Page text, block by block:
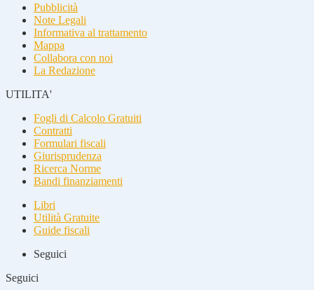
Pubblicità
Note Legali
Informativa al trattamento
Mappa
Collabora con noi
La Redazione
UTILITA'
Fogli di Calcolo Gratuiti
Contratti
Formulari fiscali
Giurisprudenza
Ricerca Norme
Bandi finanziamenti
Libri
Utilità Gratuite
Guide fiscali
Seguici
Seguici